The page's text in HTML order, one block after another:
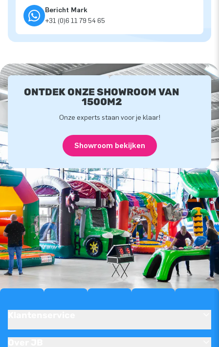
Bericht Mark
+31 (0)6 11 79 54 65
ONTDEK ONZE SHOWROOM VAN
1500M2
Onze experts staan voor je klaar!
Showroom bekijken